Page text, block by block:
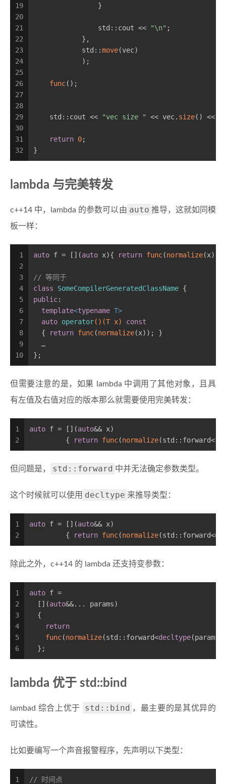
19
20
21
22
23
24
25
26
27
28
29
30
31
32
                }
                std::cout <<
"\n" ;
            },
            std::
move(vec)
            );
func();
    std::cout <<
"vec size " << vec. size() <<
return 0;
}
lambda 与完美转发
c++14 中，lambda 的参数可以由 auto 推导，这就如同模
板一样：
1
2
3
4
5
6
7
8
9
10
auto f = [](auto x){ return func(normalize
// 等同于
class
SomeCompilerGeneratedClassName {
public:
template<typename T>
auto operator() (T x)
const
{
return func(normalize(x)); }
  …
};
但需要注意的是，如果 lambda 中调用了其他对象，且具
有左值及右值对应的版本那么就需要使用完美转发：
1
2
auto f = [](auto&& x)
         {
return func(normalize
但问题是， std::forward 中并无法确定参数类型。
这个时候就可以使用 decltype 来推导类型：
1
2
auto f = [](auto&& x)
         {
return func(normalize(std::forward<
除此之外，c++14 的 lambda 还支持变参数：
1
2
3
4
5
6
auto f =
  [](
auto&&... params)
  {
return
func(normalize(std::forward<decltype
  };
lambda 优于 std::bind
lambad 综合上优于 std::bind ，最主要的是其优异的
可读性。
比如要编写一个声音报警程序，先声明以下类型：
1
// 时间点